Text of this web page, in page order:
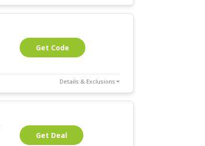
Get Code
Details & Exclusions
Get Deal